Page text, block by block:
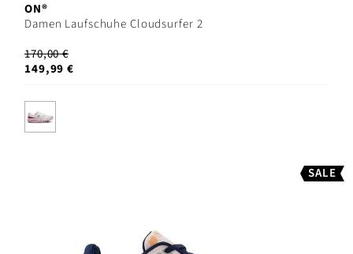
ON®
Damen Laufschuhe Cloudsurfer 2
170,00 €
149,99 €
SALE